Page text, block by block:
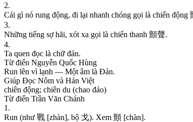
2.
Cái gì nó rung động, đi lại nhanh chóng gọi là chiến động
3.
Những tiếng sợ hãi, xót xa gọi là chiến thanh 顫聲.
4.
Ta quen đọc là chữ đản.
Từ điển Nguyễn Quốc Hùng
Run lên vì lạnh — Một âm là Đản.
Giúp Đọc Nôm và Hán Việt
chiên động; chiên du (chao đảo)
Từ điển Trần Văn Chánh
1 .
Run (như 戰 [zhàn], bộ 戈). Xem 顫 [chàn].